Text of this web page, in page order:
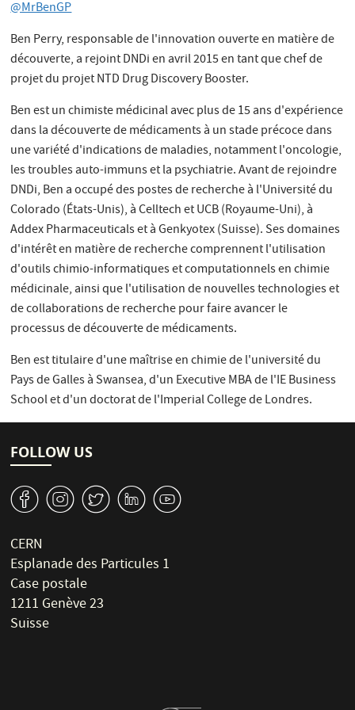
@MrBenGP
Ben Perry, responsable de l'innovation ouverte en matière de
découverte, a rejoint DNDi en avril 2015 en tant que chef de
projet du projet NTD Drug Discovery Booster.
Ben est un chimiste médicinal avec plus de 15 ans d'expérience
dans la découverte de médicaments à un stade précoce dans
une variété d'indications de maladies, notamment l'oncologie,
les troubles auto-immuns et la psychiatrie. Avant de rejoindre
DNDi, Ben a occupé des postes de recherche à l'Université du
Colorado (États-Unis), à Celltech et UCB (Royaume-Uni), à
Addex Pharmaceuticals et à Genkyotex (Suisse). Ses domaines
d'intérêt en matière de recherche comprennent l'utilisation
d'outils chimio-informatiques et computationnels en chimie
médicinale, ainsi que l'utilisation de nouvelles technologies et
de collaborations de recherche pour faire avancer le
processus de découverte de médicaments.
Ben est titulaire d'une maîtrise en chimie de l'université du
Pays de Galles à Swansea, d'un Executive MBA de l'IE Business
School et d'un doctorat de l'Imperial College de Londres.
FOLLOW US
v J W M 1
CERN
Esplanade des Particules 1
Case postale
1211 Genève 23
Suisse